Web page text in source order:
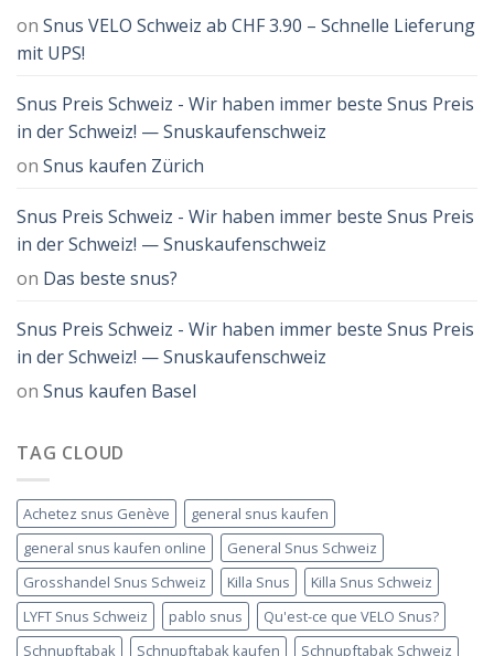
on Snus VELO Schweiz ab CHF 3.90 – Schnelle Lieferung
mit UPS!
Snus Preis Schweiz - Wir haben immer beste Snus Preis
in der Schweiz! — Snuskaufenschweiz
on Snus kaufen Zürich
Snus Preis Schweiz - Wir haben immer beste Snus Preis
in der Schweiz! — Snuskaufenschweiz
on Das beste snus?
Snus Preis Schweiz - Wir haben immer beste Snus Preis
in der Schweiz! — Snuskaufenschweiz
on Snus kaufen Basel
TAG CLOUD
Achetez snus Genève
general snus kaufen
general snus kaufen online
General Snus Schweiz
Grosshandel Snus Schweiz
Killa Snus
Killa Snus Schweiz
LYFT Snus Schweiz
pablo snus
Qu'est-ce que VELO Snus?
Schnupftabak
Schnupftabak kaufen
Schnupftabak Schweiz